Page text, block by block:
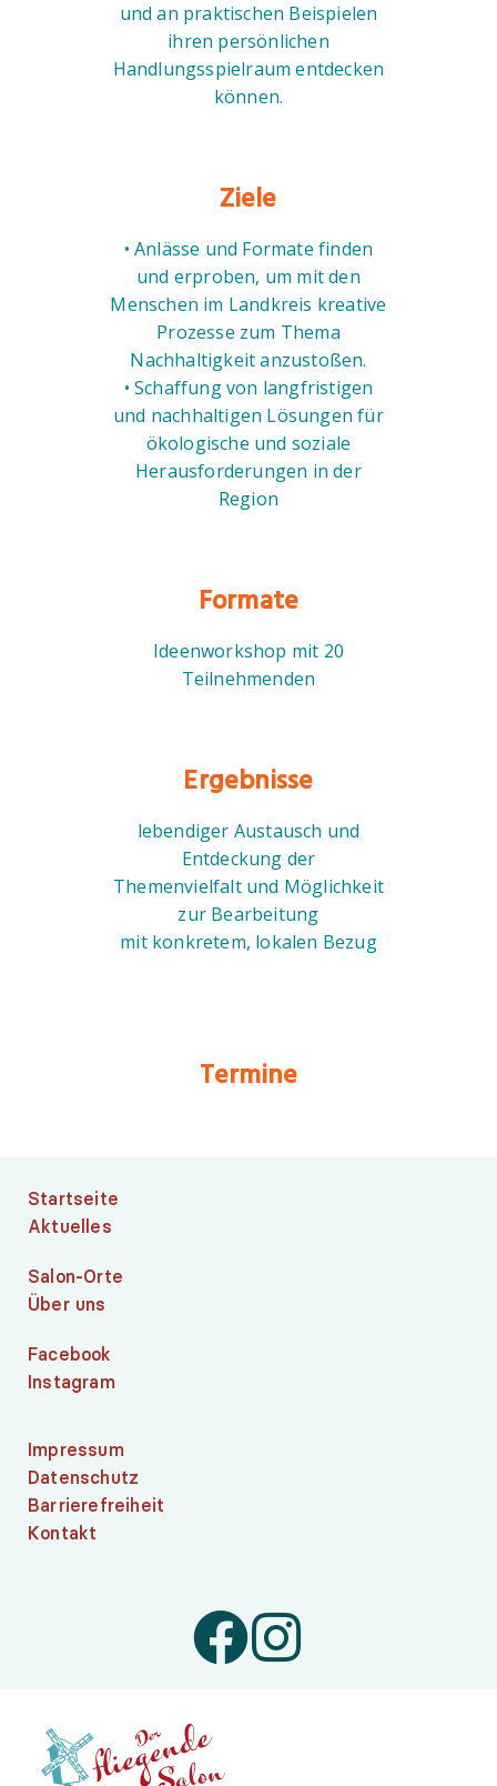
und an praktischen Beispielen
ihren persönlichen
Handlungsspielraum entdecken
können.
Ziele
• Anlässe und Formate finden
und erproben, um mit den
Menschen im Landkreis kreative
Prozesse zum Thema
Nachhaltigkeit anzustoßen.
• Schaffung von langfristigen
und nachhaltigen Lösungen für
ökologische und soziale
Herausforderungen in der
Region
Formate
Ideenworkshop mit 20
Teilnehmenden
Ergebnisse
lebendiger Austausch und
Entdeckung der
Themenvielfalt und Möglichkeit
zur Bearbeitung
mit konkretem, lokalen Bezug
Termine
Startseite
Aktuelles
Salon-Orte
Über uns
Facebook
Instagram
Impressum
Datenschutz
Barrierefreiheit
Kontakt